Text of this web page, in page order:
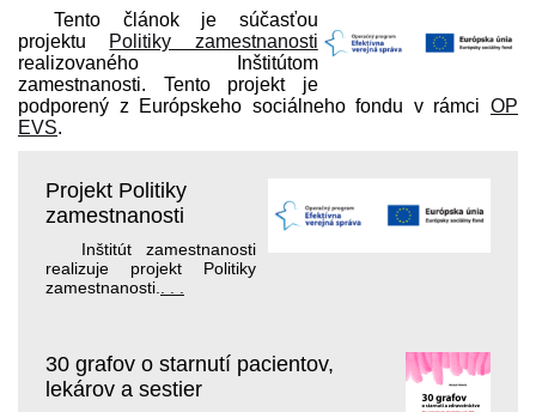
Tento článok je súčasťou
projektu Politiky zamestnanosti
realizovaného Inštitútom
zamestnanosti. Tento projekt je
podporený z Európskeho sociálneho fondu v rámci OP
EVS.
Projekt Politiky
zamestnanosti
Inštitút zamestnanosti
realizuje projekt Politiky
zamestnanosti.. . .
30 grafov o starnutí pacientov,
lekárov a sestier